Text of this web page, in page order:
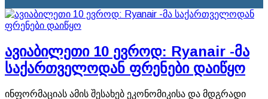
ავიაბილეთი 10 ევროდ: Ryanair -მა
საქართველოდან ფრენები დაიწყო
ინფორმაციას ამის შესახებ ეკონომიკისა და მდგრადი